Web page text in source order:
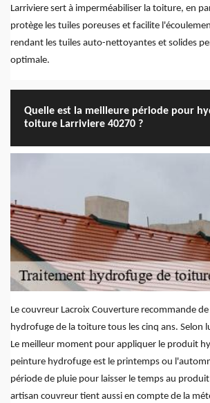
Larriviere sert à imperméabiliser la toiture, en
protège les tuiles poreuses et facilite
rendant les tuiles auto-nettoyantes et solides
optimale.
Quelle est la meilleure période pour
toiture Larriviere 40270 ?
Le couvreur Lacroix Couverture recommande
hydrofuge de la toiture tous les cinq ans. Selon
Le meilleur moment pour appliquer le produit
peinture hydrofuge est le printemps ou
période de pluie pour laisser le temps au
artisan couvreur tient aussi en compte de la